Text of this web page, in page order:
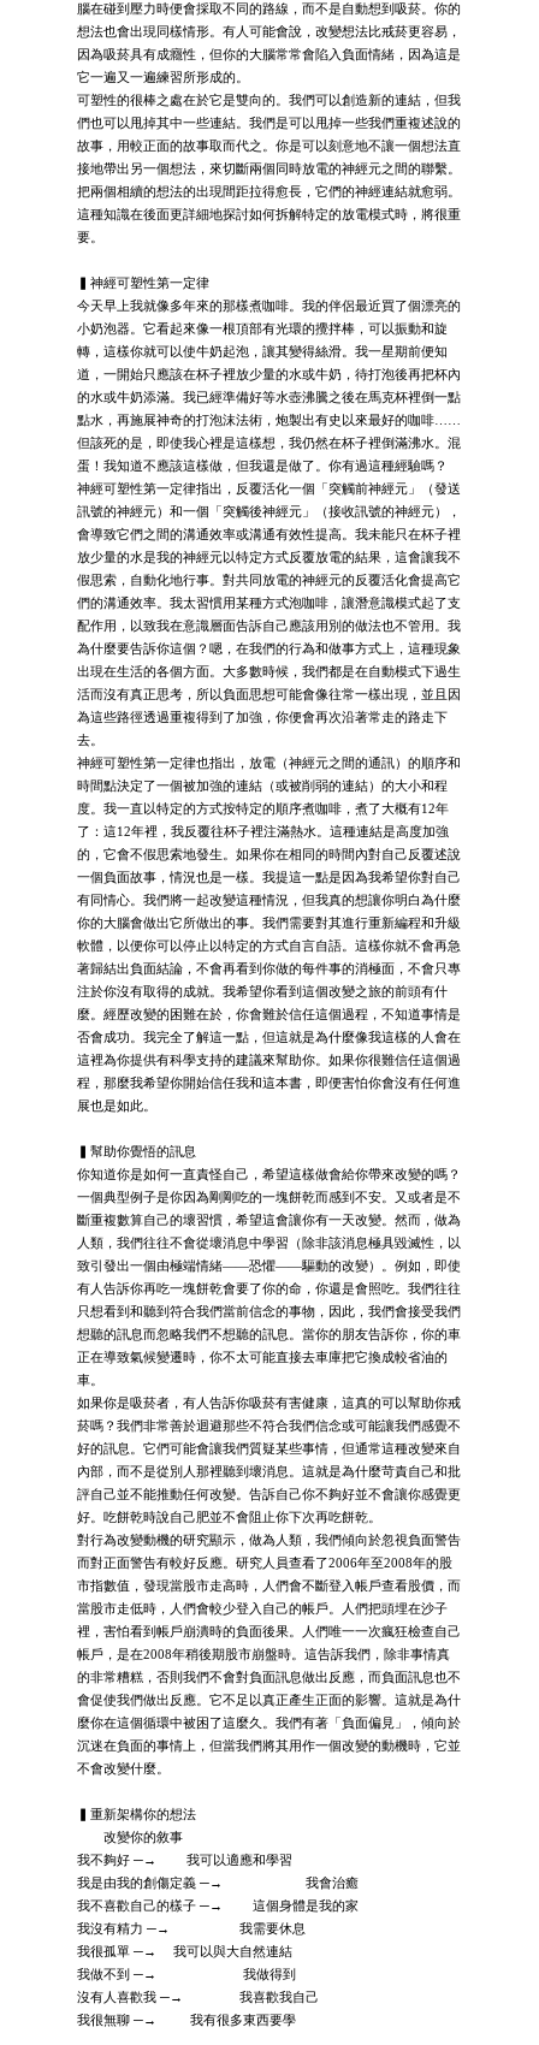
腦在碰到壓力時便會採取不同的路線，而不是自動想到吸菸。你的
想法也會出現同樣情形。有人可能會說，改變想法比戒菸更容易，
因為吸菸具有成癮性，但你的大腦常常會陷入負面情緒，因為這是
它一遍又一遍練習所形成的。
可塑性的很棒之處在於它是雙向的。我們可以創造新的連結，但我
們也可以甩掉其中一些連結。我們是可以甩掉一些我們重複述說的
故事，用較正面的故事取而代之。你是可以刻意地不讓一個想法直
接地帶出另一個想法，來切斷兩個同時放電的神經元之間的聯繫。
把兩個相續的想法的出現間距拉得愈長，它們的神經連結就愈弱。
這種知識在後面更詳細地探討如何拆解特定的放電模式時，將很重
要。
▍神經可塑性第一定律
今天早上我就像多年來的那樣煮咖啡。我的伴侶最近買了個漂亮的
小奶泡器。它看起來像一根頂部有光環的攪拌棒，可以振動和旋
轉，這樣你就可以使牛奶起泡，讓其變得絲滑。我一星期前便知
道，一開始只應該在杯子裡放少量的水或牛奶，待打泡後再把杯內
的水或牛奶添滿。我已經準備好等水壺沸騰之後在馬克杯裡倒一點
點水，再施展神奇的打泡沫法術，炮製出有史以來最好的咖啡……
但該死的是，即使我心裡是這樣想，我仍然在杯子裡倒滿沸水。混
蛋！我知道不應該這樣做，但我還是做了。你有過這種經驗嗎？
神經可塑性第一定律指出，反覆活化一個「突觸前神經元」（發送
訊號的神經元）和一個「突觸後神經元」（接收訊號的神經元），
會導致它們之間的溝通效率或溝通有效性提高。我未能只在杯子裡
放少量的水是我的神經元以特定方式反覆放電的結果，這會讓我不
假思索，自動化地行事。對共同放電的神經元的反覆活化會提高它
們的溝通效率。我太習慣用某種方式泡咖啡，讓潛意識模式起了支
配作用，以致我在意識層面告訴自己應該用別的做法也不管用。我
為什麼要告訴你這個？嗯，在我們的行為和做事方式上，這種現象
出現在生活的各個方面。大多數時候，我們都是在自動模式下過生
活而沒有真正思考，所以負面思想可能會像往常一樣出現，並且因
為這些路徑透過重複得到了加強，你便會再次沿著常走的路走下
去。
神經可塑性第一定律也指出，放電（神經元之間的通訊）的順序和
時間點決定了一個被加強的連結（或被削弱的連結）的大小和程
度。我一直以特定的方式按特定的順序煮咖啡，煮了大概有12年
了：這12年裡，我反覆往杯子裡注滿熱水。這種連結是高度加強
的，它會不假思索地發生。如果你在相同的時間內對自己反覆述說
一個負面故事，情況也是一樣。我提這一點是因為我希望你對自己
有同情心。我們將一起改變這種情況，但我真的想讓你明白為什麼
你的大腦會做出它所做出的事。我們需要對其進行重新編程和升級
軟體，以便你可以停止以特定的方式自言自語。這樣你就不會再急
著歸結出負面結論，不會再看到你做的每件事的消極面，不會只專
注於你沒有取得的成就。我希望你看到這個改變之旅的前頭有什
麼。經歷改變的困難在於，你會難於信任這個過程，不知道事情是
否會成功。我完全了解這一點，但這就是為什麼像我這樣的人會在
這裡為你提供有科學支持的建議來幫助你。如果你很難信任這個過
程，那麼我希望你開始信任我和這本書，即便害怕你會沒有任何進
展也是如此。
▍幫助你覺悟的訊息
你知道你是如何一直責怪自己，希望這樣做會給你帶來改變的嗎？
一個典型例子是你因為剛剛吃的一塊餅乾而感到不安。又或者是不
斷重複數算自己的壞習慣，希望這會讓你有一天改變。然而，做為
人類，我們往往不會從壞消息中學習（除非該消息極具毀滅性，以
致引發出一個由極端情緒——恐懼——驅動的改變）。例如，即使
有人告訴你再吃一塊餅乾會要了你的命，你還是會照吃。我們往往
只想看到和聽到符合我們當前信念的事物，因此，我們會接受我們
想聽的訊息而忽略我們不想聽的訊息。當你的朋友告訴你，你的車
正在導致氣候變遷時，你不太可能直接去車庫把它換成較省油的
車。
如果你是吸菸者，有人告訴你吸菸有害健康，這真的可以幫助你戒
菸嗎？我們非常善於迴避那些不符合我們信念或可能讓我們感覺不
好的訊息。它們可能會讓我們質疑某些事情，但通常這種改變來自
內部，而不是從別人那裡聽到壞消息。這就是為什麼苛責自己和批
評自己並不能推動任何改變。告訴自己你不夠好並不會讓你感覺更
好。吃餅乾時說自己肥並不會阻止你下次再吃餅乾。
對行為改變動機的研究顯示，做為人類，我們傾向於忽視負面警告
而對正面警告有較好反應。研究人員查看了2006年至2008年的股
市指數值，發現當股市走高時，人們會不斷登入帳戶查看股價，而
當股市走低時，人們會較少登入自己的帳戶。人們把頭埋在沙子
裡，害怕看到帳戶崩潰時的負面後果。人們唯一一次瘋狂檢查自己
帳戶，是在2008年稍後期股市崩盤時。這告訴我們，除非事情真
的非常糟糕，否則我們不會對負面訊息做出反應，而負面訊息也不
會促使我們做出反應。它不足以真正產生正面的影響。這就是為什
麼你在這個循環中被困了這麼久。我們有著「負面偏見」，傾向於
沉迷在負面的事情上，但當我們將其用作一個改變的動機時，它並
不會改變什麼。
▍重新架構你的想法
改變你的敘事
我不夠好 ─→ 我可以適應和學習
我是由我的創傷定義 ─→ 我會治癒
我不喜歡自己的樣子 ─→ 這個身體是我的家
我沒有精力 ─→ 我需要休息
我很孤單 ─→ 我可以與大自然連結
我做不到 ─→ 我做得到
沒有人喜歡我 ─→ 我喜歡我自己
我很無聊 ─→ 我有很多東西要學